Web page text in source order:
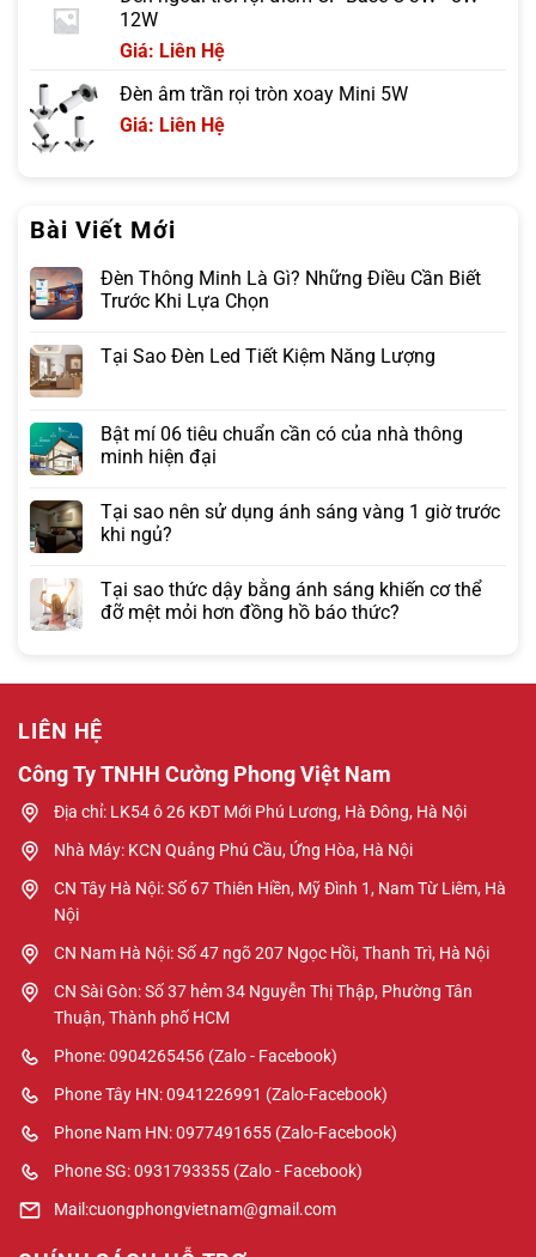
12W
Giá: Liên Hệ
Đèn âm trần rọi tròn xoay Mini 5W
Giá: Liên Hệ
Bài Viết Mới
Đèn Thông Minh Là Gì? Những Điều Cần Biết
Trước Khi Lựa Chọn
Tại Sao Đèn Led Tiết Kiệm Năng Lượng
Bật mí 06 tiêu chuẩn cần có của nhà thông
minh hiện đại
Tại sao nên sử dụng ánh sáng vàng 1 giờ trước
khi ngủ?
Tại sao thức dậy bằng ánh sáng khiến cơ thể
đỡ mệt mỏi hơn đồng hồ báo thức?
LIÊN HỆ
Công Ty TNHH Cường Phong Việt Nam
Địa chỉ: LK54 ô 26 KĐT Mới Phú Lương, Hà Đông, Hà Nội
Nhà Máy: KCN Quảng Phú Cầu, Ứng Hòa, Hà Nội
CN Tây Hà Nội: Số 67 Thiên Hiền, Mỹ Đình 1, Nam Từ Liêm, Hà
Nội
CN Nam Hà Nội: Số 47 ngõ 207 Ngọc Hồi, Thanh Trì, Hà Nội
CN Sài Gòn: Số 37 hẻm 34 Nguyễn Thị Thập, Phường Tân
Thuận, Thành phố HCM
Phone: 0904265456 (Zalo - Facebook)
Phone Tây HN: 0941226991 (Zalo-Facebook)
Phone Nam HN: 0977491655 (Zalo-Facebook)
Phone SG: 0931793355 (Zalo - Facebook)
Mail:cuongphongvietnam@gmail.com